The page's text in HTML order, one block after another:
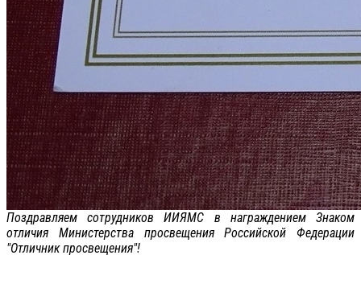
Поздравляем сотрудников ИИЯМС в награждением Знаком
отличия Министерства просвещения Российской Федерации
"Отличник просвещения"!